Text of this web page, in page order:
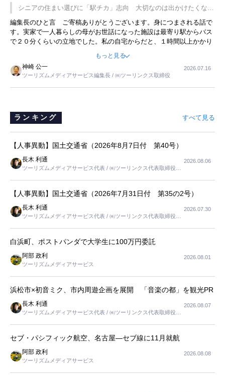
です。永井社長は、駐車場に都内ナンバーの高級外車が停まっている
ことに目をつけ、高級商品でも売れると確信したそうです。今回の記
事を懐かしく読みました。
シニアの住まい選びに「駅チカ」志向 大切なのは出かけたくなる
暮らし
編集長のひと言 ご寄稿ありがとうございます。身につまされる話で
す。実家で一人暮らしの母がお世話になった施設は最寄り駅からバス
で２０分くらいの立地でした。私の自宅からだと、１時間以上かかり
すが、私と妹にとっては、半日仕事ででした。シニアの住まい選び
は、当人だけではなく、世話をする家族の足の便も考えない外池ない
と思いました。
もっと見る
神崎 公一
ツーリズムメディアサービス編集長 / ㈱ツーリンクス取締役
2026.07.16
ランキング すべて見る
【人事異動】国土交通省（2026年8月7日付 第40号）
長木 利通
ツーリズムメディアサービス代表 / ㈱ツーリンクス代表取締役社
2026.08.06
【人事異動】国土交通省（2026年7月31日付 第35の2号）
長木 利通
ツーリズムメディアサービス代表 / ㈱ツーリンクス代表取締役社
2026.07.30
白浜町、ポストパンダで大学生に100万円委託
阿部 政利
ツーリズムメディアサービス
2026.08.01
浜松市×初音ミク、市内周遊企画を展開 「音楽の都」を観光PR
長木 利通
ツーリズムメディアサービス代表 / ㈱ツーリンクス代表取締役社
2026.08.07
セブ・パシフィック航空、名古屋―セブ線に11月就航
阿部 政利
ツーリズムメディアサービス
2026.08.08